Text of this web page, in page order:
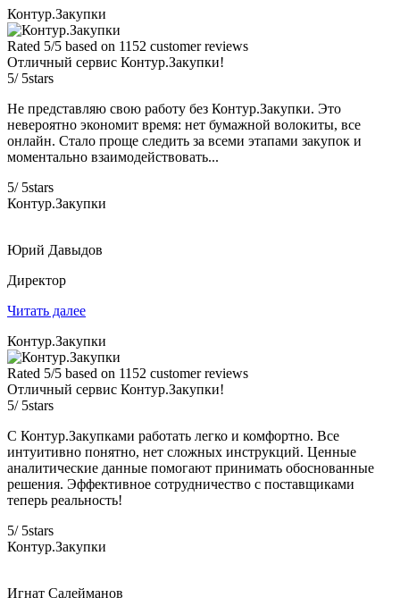
Контур.Закупки
Rated 5/5 based on 1152 customer reviews
Отличный сервис Контур.Закупки!
5/ 5stars
Не представляю свою работу без Контур.Закупки. Это
невероятно экономит время: нет бумажной волокиты, все
онлайн. Стало проще следить за всеми этапами закупок и
моментально взаимодействовать...
5/ 5stars
Контур.Закупки
Юрий Давыдов
Директор
Читать далее
Контур.Закупки
Rated 5/5 based on 1152 customer reviews
Отличный сервис Контур.Закупки!
5/ 5stars
С Контур.Закупками работать легко и комфортно. Все
интуитивно понятно, нет сложных инструкций. Ценные
аналитические данные помогают принимать обоснованные
решения. Эффективное сотрудничество с поставщиками
теперь реальность!
5/ 5stars
Контур.Закупки
Игнат Салейманов